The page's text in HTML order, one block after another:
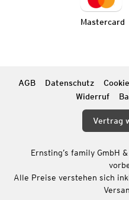
Mastercard
AGB Datenschutz
Widerruf
Vertrag
Ernsting’s family GmbH
Alle Preise verstehen sich